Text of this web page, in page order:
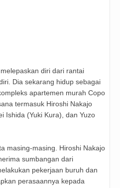
diri dari rantai
Dia sekarang hidup sebagai
apartemen murah Copo
termasuk Hiroshi Nakajo
Ishida (Yuki Kura), dan Yuzo
masing-masing. Hiroshi Nakajo
sumbangan dari
pekerjaan buruh dan
perasaannya kepada